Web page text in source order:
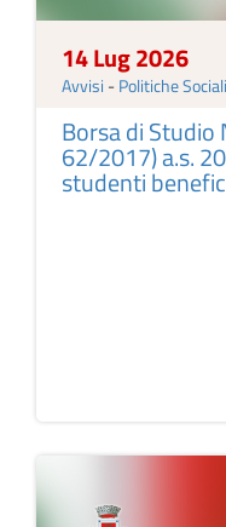
14 Lug 2026
Avvisi - Politiche
Borsa di Studio
62/2017) a.s.
studenti